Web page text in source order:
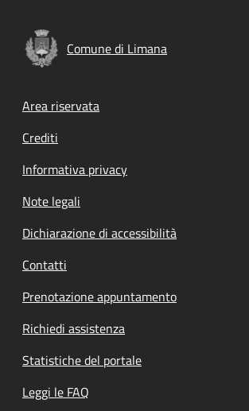
Comune di Limana
Footer menu
Area riservata
Crediti
Informativa privacy
Note legali
Dichiarazione di accessibilità
Contatti
Prenotazione appuntamento
Richiedi assistenza
Statistiche del portale
Leggi le FAQ